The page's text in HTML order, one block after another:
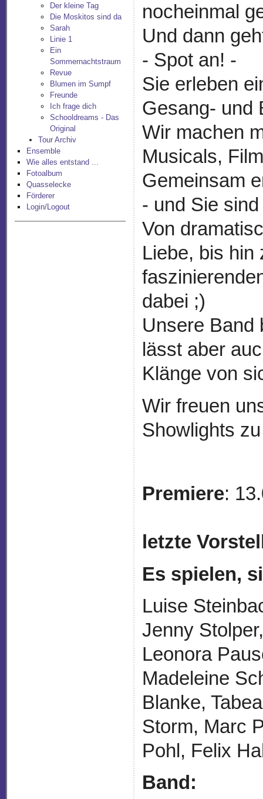
Der kleine Tag
Die Moskitos sind da
Sarah
Linie 1
Ein
Sommernachtstraum
Revue
Blumen im Sumpf
Freunde
Ich frage dich
Schooldreams - Das
Original
Tour Archiv
Ensemble
Wie alles entstand ...
Fotoalbum
Quasselecke
Förderer
Login/Logout
nocheinmal
Und dann
- Spot an! -
Sie erleben
Gesang- und
Wir machen
Musicals,
Gemeinsam
- und Sie
Von
Liebe, bis hin
dabei ;)
Unsere Band
lässt aber
Klänge von
Wir freuen
Showlights
Premiere:
letzte
Es spielen,
Luise
Jenny
Leonora
Madeleine
Blanke,
Storm, Marc
Pohl, Felix
Band: